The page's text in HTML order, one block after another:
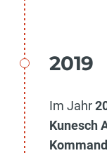
2019
​Im Jahr
Kunesch